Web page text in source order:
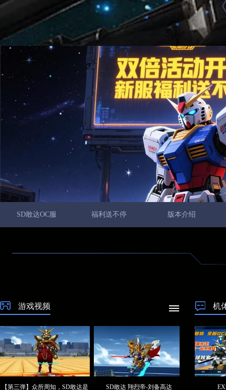
SD敢达OC服 福利送不停 版本介绍
游戏视频
【第三弹】众所周知，SD敢达是 SD敢达 翔烈帝-刘备高达
机